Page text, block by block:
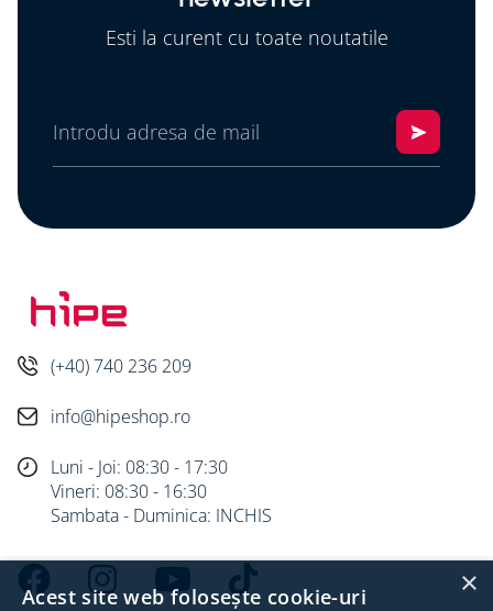
Esti la curent cu toate noutatile
(+40) 740 236 209
info@hipeshop.ro
Luni - Joi: 08:30 - 17:30
Vineri: 08:30 - 16:30
Sambata - Duminica: INCHIS
×
Acest site web folosește cookie-uri